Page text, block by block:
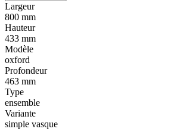
Largeur
800 mm
Hauteur
433 mm
Modèle
oxford
Profondeur
463 mm
Type
ensemble
Variante
simple vasque